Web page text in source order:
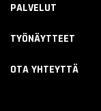
PALVELUT
TYÖNÄYTTEET
OTA YHTEYTTÄ